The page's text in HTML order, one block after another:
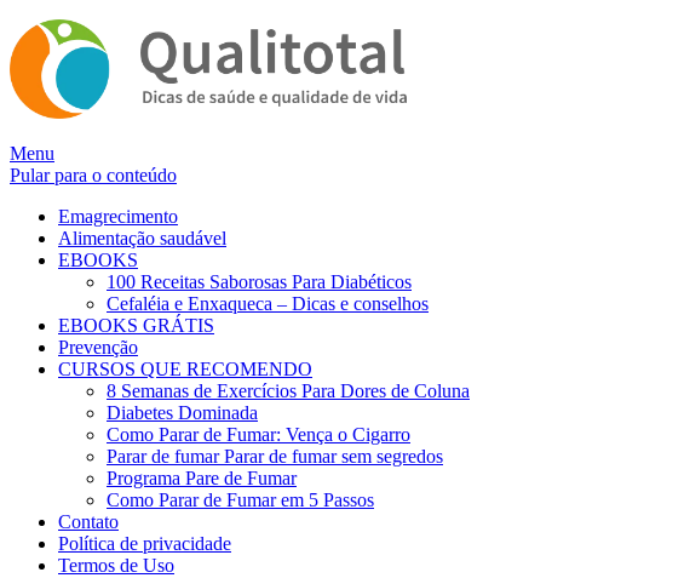
Alternar
navegação
Menu
Pular para o conteúdo
Emagrecimento
Alimentação saudável
EBOOKS
100 Receitas Saborosas Para Diabéticos
Cefaléia e Enxaqueca – Dicas e conselhos
EBOOKS GRÁTIS
Prevenção
CURSOS QUE RECOMENDO
8 Semanas de Exercícios Para Dores de Coluna
Diabetes Dominada
Como Parar de Fumar: Vença o Cigarro
Parar de fumar Parar de fumar sem segredos
Programa Pare de Fumar
Como Parar de Fumar em 5 Passos
Contato
Política de privacidade
Termos de Uso